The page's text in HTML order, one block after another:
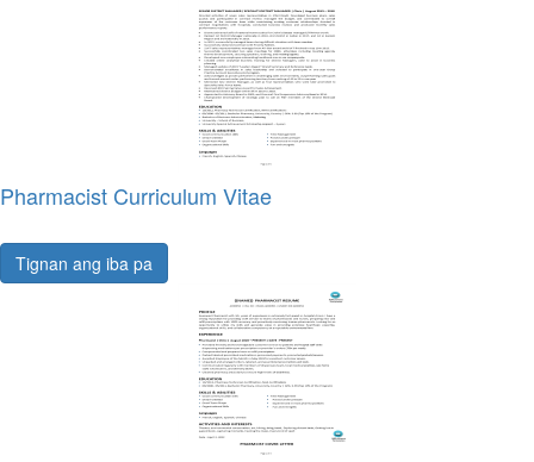
Pharmacist Curriculum Vitae
Tignan ang iba pa